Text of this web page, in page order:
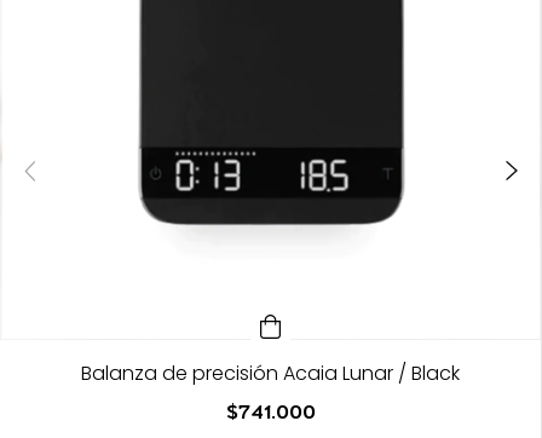
Balanza de precisión Acaia Lunar / Black
$741.000